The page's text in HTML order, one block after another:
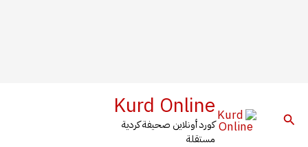
البحث Kurd Online
كورد أونلاين صحيفة كردية
مستقلة